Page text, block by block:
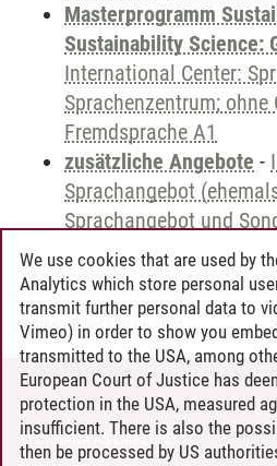
Masterprogramm
Sustainability Science:
International Center:
Sprachenzentrum; ohne
Fremdsprache A1
zusätzliche Angebote -
Sprachangebot
Sprachangebot und
Andreea Tribel 30.06.2024
CONTACT
LEUPHANA AS EMPLOYER
We use cookies that are used by
Analytics which store personal
transmit further personal data to
Vimeo) in order to show you
transmitted to the USA, among
European Court of Justice has
protection in the USA, measured
insufficient. There is also the
then be processed by US